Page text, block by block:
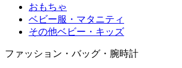
おもちゃ
ベビー服・マタニティ
その他ベビー・キッズ
ファッション・バッグ・腕時計